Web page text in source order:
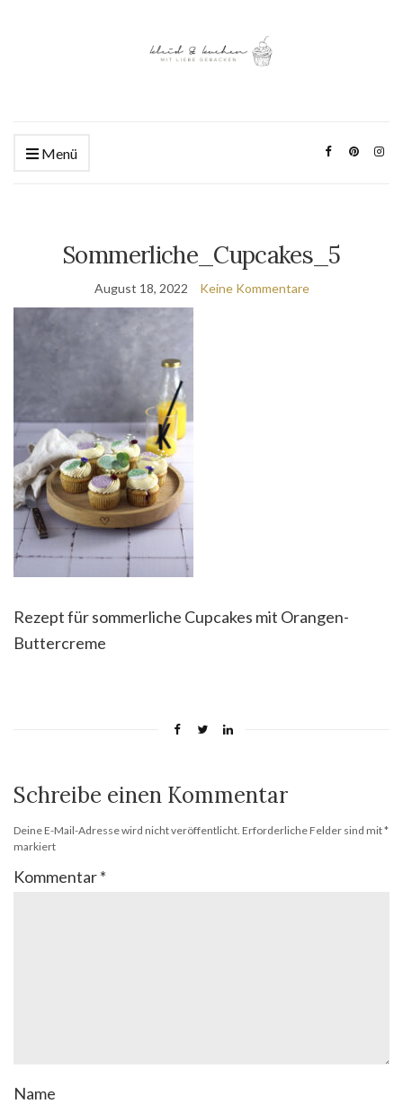
Menü
Sommerliche_Cupcakes_5
August 18, 2022 Keine Kommentare
Rezept für sommerliche Cupcakes mit Orangen-
Buttercreme
Schreibe einen Kommentar
Deine E-Mail-Adresse wird nicht veröffentlicht. Erforderliche Felder sind mit*
markiert
Kommentar*
Name